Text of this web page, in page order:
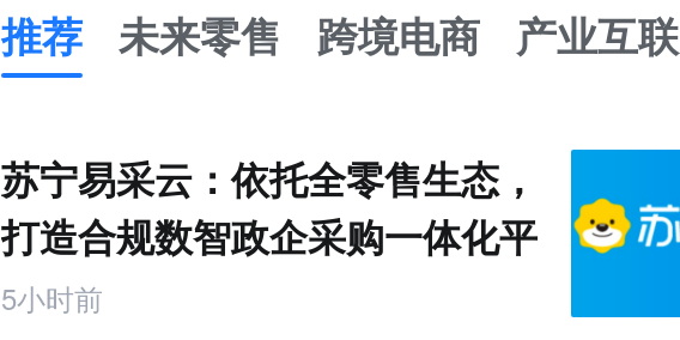
推荐 未来零售 跨境电商 产业互
未
来
零
售
跨
境
苏宁易采云：依托全零售生态，
打造合规数智政企采购一体化平
台
5小时前